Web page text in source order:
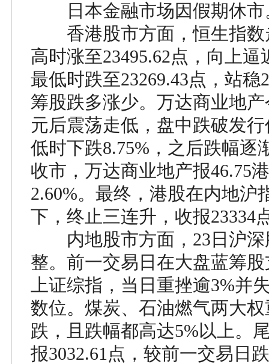
日本金融市场因假期休市
香港股市方面，恒生指数
高时涨至23495.62点，向上逼
最低时跌至23269.43点，站稳
筹股跌多涨少。万达商业地
元后震荡走低，盘中跌破发
低时下跌8.75%，之后跌幅逐
收市，万达商业地产报46.75
2.60%。最终，港股在内地沪
下，终止三连升，收报23334
内地股市方面，23日沪深
整。前一交易日在大盘蓝筹
上证综指，当日重挫逾3%并
数位。煤炭、石油燃气两大
跌，且跌幅都高达5%以上。
报3032.61点，较前一交易日